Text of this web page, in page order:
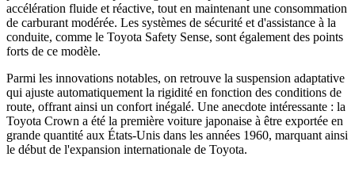
accélération fluide et réactive, tout en maintenant une consommation
de carburant modérée. Les systèmes de sécurité et d'assistance à la
conduite, comme le Toyota Safety Sense, sont également des points
forts de ce modèle.
Parmi les innovations notables, on retrouve la suspension adaptative
qui ajuste automatiquement la rigidité en fonction des conditions de
route, offrant ainsi un confort inégalé. Une anecdote intéressante : la
Toyota Crown a été la première voiture japonaise à être exportée en
grande quantité aux États-Unis dans les années 1960, marquant ainsi
le début de l'expansion internationale de Toyota.